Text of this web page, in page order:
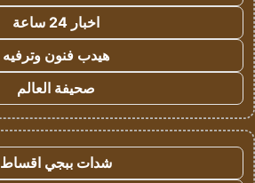
اخبار 24 ساعة
هيدب فنون وترفيه
صحيفة العالم
شدات ببجي اقساط